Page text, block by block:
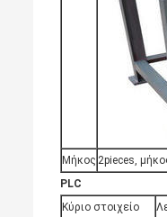
Μήκος 2pieces,
PLC
Κύριο στοιχείο